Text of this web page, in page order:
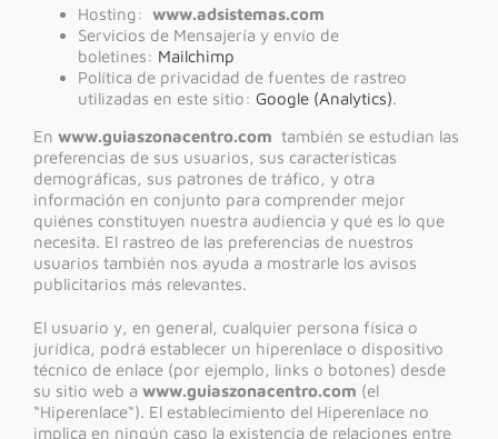
Hosting: www.adsistemas.com
Servicios de Mensajería y envío de
boletines: Mailchimp
Política de privacidad de fuentes de rastreo
utilizadas en este sitio: Google (Analytics).
En www.guiaszonacentro.com también se estudian las
preferencias de sus usuarios, sus características
demográficas, sus patrones de tráfico, y otra
información en conjunto para comprender mejor
quiénes constituyen nuestra audiencia y qué es lo que
necesita. El rastreo de las preferencias de nuestros
usuarios también nos ayuda a mostrarle los avisos
publicitarios más relevantes.
El usuario y, en general, cualquier persona física o
jurídica, podrá establecer un hiperenlace o dispositivo
técnico de enlace (por ejemplo, links o botones) desde
su sitio web a www.guiaszonacentro.com (el
“Hiperenlace“). El establecimiento del Hiperenlace no
implica en ningún caso la existencia de relaciones entre